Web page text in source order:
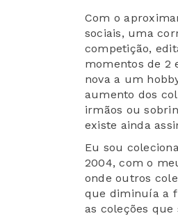
Com o
sociais, uma
competição,
momentos de 2
nova a um
aumento dos
irmãos ou
existe ainda
Eu sou
2004, com o
onde outros
que diminuía a
as coleções